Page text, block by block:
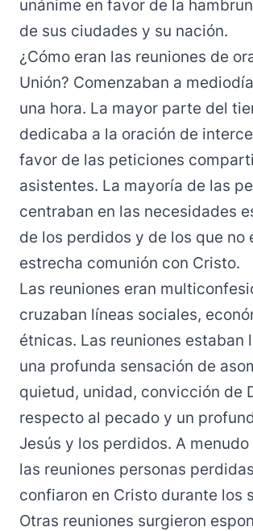
unánime en favor de la
de sus ciudades y su nación.
¿Cómo eran las reuniones de
Unión? Comenzaban a
una hora. La mayor parte del
dedicaba a la oración de
favor de las peticiones
asistentes. La mayoría de las
centraban en las necesidades
de los perdidos y de los que no
estrecha comunión con Cristo.
Las reuniones eran
cruzaban líneas sociales,
étnicas. Las reuniones estaban
una profunda sensación de
quietud, unidad, convicción de
respecto al pecado y un
Jesús y los perdidos. A
las reuniones personas
confiaron en Cristo durante los
Otras reuniones surgieron